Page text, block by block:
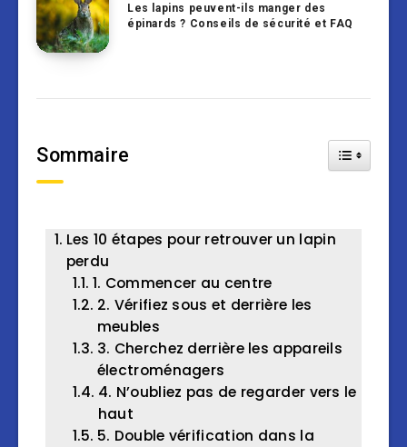
Les lapins peuvent-ils manger des
épinards ? Conseils de sécurité et FAQ
Sommaire Toggle
Les 10 étapes pour retrouver un lapin
perdu
1. Commencer au centre
2. Vérifiez sous et derrière les
meubles
3. Cherchez derrière les appareils
électroménagers
4. N’oubliez pas de regarder vers le
haut
5. Double vérification dans la